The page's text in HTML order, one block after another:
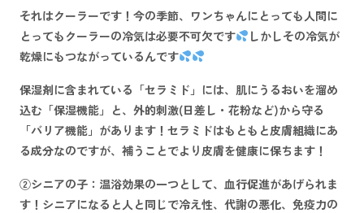
それはクーラーです！今の季節、ワンちゃんにとっても人間に
とってもクーラーの冷気は必要不可欠です
しかしその冷気が
乾燥にもつながっているんです
保湿剤に含まれている「セラミド 」には、肌にうるおいを溜め
込む「保湿機能 」と、外的刺激(日差し・花粉など)から守る
「バリア機能 」があります！セラミドはもともと皮膚組織にあ
る成分なのですが、補うことでより皮膚を健康に保ちます！
②シニアの子：温浴効果の一つとして、 血行促進があげられま
す！シニアになると人と同じで冷え性、代謝の悪化、免疫力の